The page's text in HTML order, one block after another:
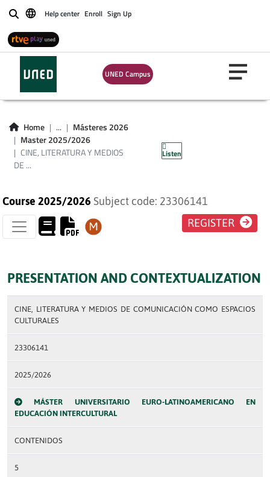
BuscarHelp center Enroll Sign Up
UNED Campus
Home ...
Másteres 2026
Master 2025/2026
CINE, LITERATURA Y MEDIOS
DE ...
Listen
CINE, LITERATURA Y
MEDIOS DE
COMUNICACIÓN
COMO ESPACIOS
CULTURALES
Course 2025/2026 Subject code: 23306141
REGISTER
PRESENTATION AND CONTEXTUALIZATION
CINE, LITERATURA Y MEDIOS DE COMUNICACIÓN COMO ESPACIOS
CULTURALES
23306141
2025/2026
MÁSTER UNIVERSITARIO EURO-LATINOAMERICANO EN
EDUCACIÓN INTERCULTURAL
CONTENIDOS
5